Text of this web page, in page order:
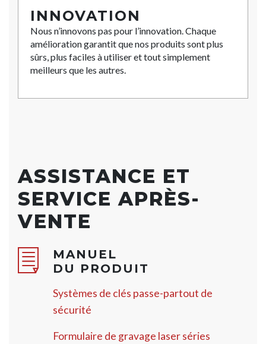
INNOVATION
Nous n’innovons pas pour l’innovation. Chaque
amélioration garantit que nos produits sont plus
sûrs, plus faciles à utiliser et tout simplement
meilleurs que les autres.
ASSISTANCE ET
SERVICE APRÈS-
VENTE
MANUEL
DU PRODUIT
Systèmes de clés passe-partout de
sécurité
Formulaire de gravage laser séries